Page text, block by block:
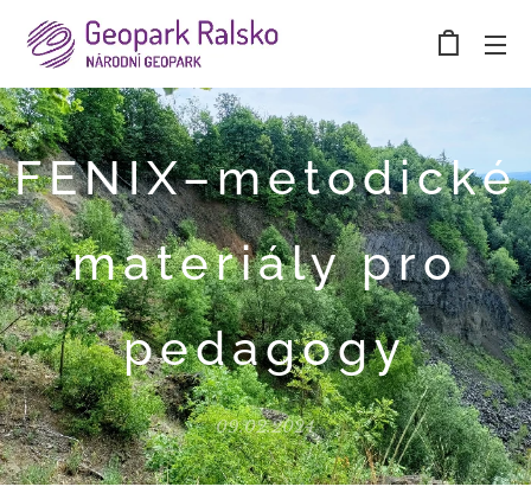
FENIX–metodické
materiály pro
pedagogy
09.02.2024